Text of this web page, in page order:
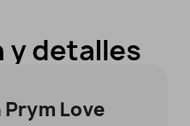
y detalles
Love